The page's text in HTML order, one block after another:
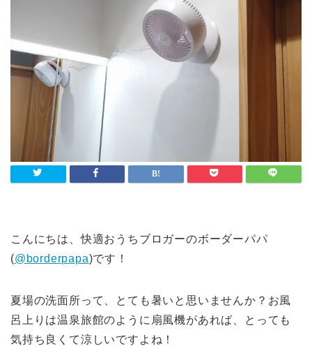
こんにちは、快適おうちブロガーのボーダーパパ
(@borderpapa)です！
夏場の洗面所って、とても暑いと思いませんか？お風
呂上りは温泉旅館のように扇風機があれば、とっても
気持ち良くて涼しいですよね！